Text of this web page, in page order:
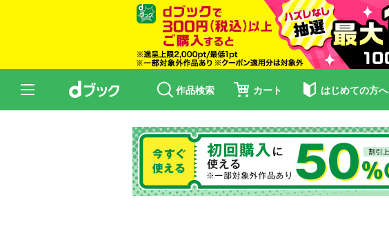
作品検索 カート はじめての方へ